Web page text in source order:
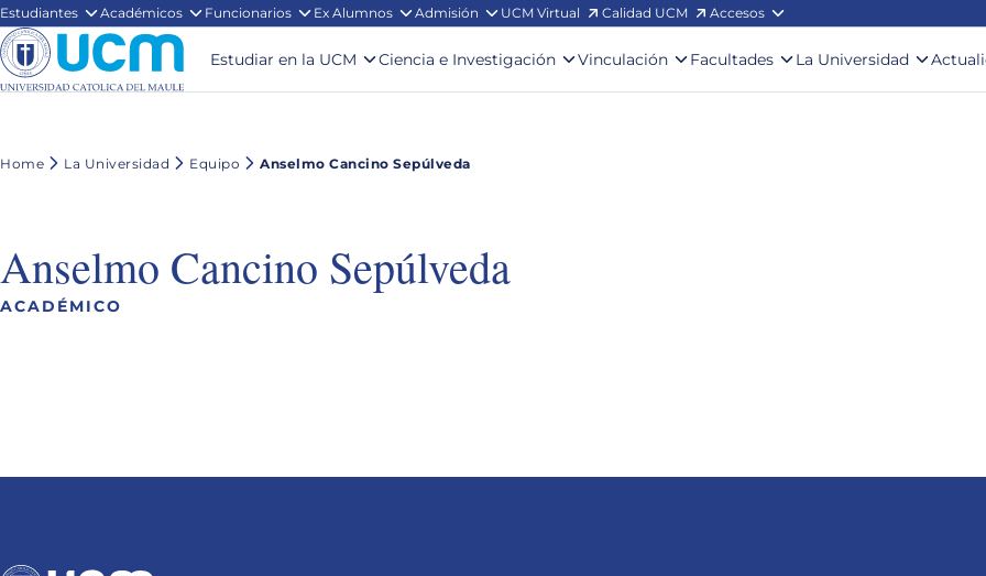
Estudiantes Académicos Funcionarios Ex Alumnos Admisión UCM Virtual Calidad UCM Accesos
Estudiar en la UCM Ciencia e Investigación Vinculación Facultades La Universidad
Home La Universidad Equipo Anselmo Cancino Sepúlveda
Anselmo Cancino Sepúlveda
ACADÉMICO